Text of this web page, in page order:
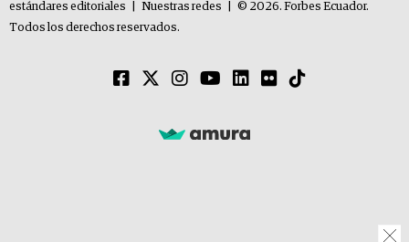
estándares editoriales
Nuestras redes
© 2026. Forbes Ecuador.
Todos los derechos reservados.